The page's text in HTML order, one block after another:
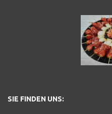
SIE FINDEN UNS: